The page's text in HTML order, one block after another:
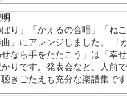
ぼり」「かえるの合唱」「ね
」にアレンジしました。 「
せなら手をたたこう」は「
かりです。発表会など、人前
聴きごたえも充分な楽譜集で